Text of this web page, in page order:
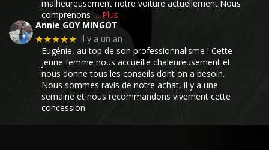
malheureusement notre voiture actuellement.Nous
comprenons … Plus
Annie GOY MINGOT
★★★★★ il y a un an
Eugénie, au top de son professionnalisme ! Cette
jeune femme nous accueille chaleureusement et
nous donne tous les conseils dont on a besoin.
Nous sommes ravis de notre achat, il y a une
semaine et nous recommandons vivement cette
concession.